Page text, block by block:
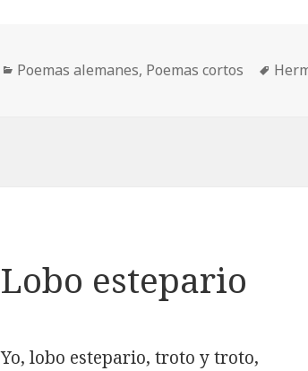
Categorías
Poemas alemanes, Poemas cortos
Lobo estepario
Yo, lobo estepario, troto y troto,